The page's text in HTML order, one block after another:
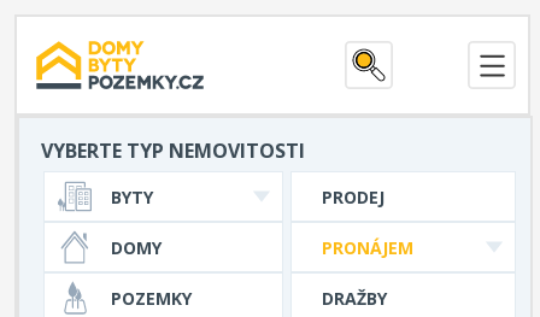
VYBERTE TYP NEMOVITOSTI
PRODEJ
PRONÁJEM
DRAŽBY
BYTY
DOMY
POZEMKY